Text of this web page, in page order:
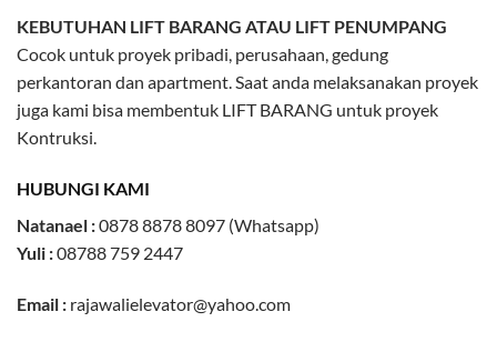
KEBUTUHAN LIFT BARANG ATAU LIFT PENUMPANG
Cocok untuk proyek pribadi, perusahaan, gedung
perkantoran dan apartment. Saat anda melaksanakan proyek
juga kami bisa membentuk LIFT BARANG untuk proyek
Kontruksi.
HUBUNGI KAMI
Natanael :0878 8878 8097 (Whatsapp)
Yuli :08788 759 2447
Email : rajawalielevator@yahoo.com